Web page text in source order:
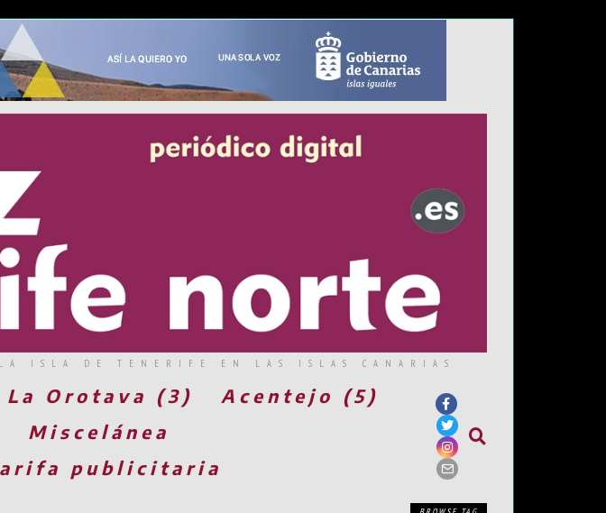
ISLA DE TENERIFE EN LAS ISLAS CANARIAS
La Orotava (3)
Acentejo (5)
Miscelánea
publicitaria